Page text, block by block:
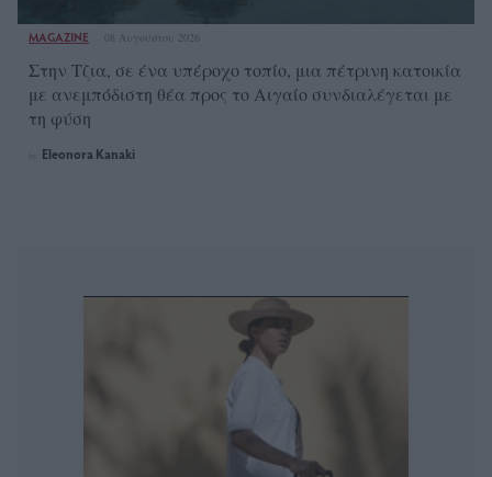
MAGAZINE 08 Αυγούστου 2026
Στην Τζια, σε ένα υπέροχο τοπίο, μια πέτρινη κατοικία
με ανεμπόδιστη θέα προς το Αιγαίο συνδιαλέγεται με
τη φύση
Eleonora Kanaki